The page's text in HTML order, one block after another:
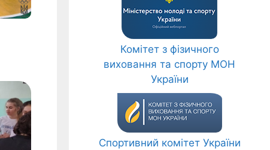
Комітет з фізичного
виховання та спорту МОН
України
Спортивний комітет України